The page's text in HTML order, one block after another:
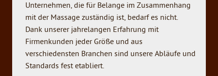
Unternehmen, die für Belange im Zusammenhang
mit der Massage zuständig ist, bedarf es nicht.
Dank unserer jahrelangen Erfahrung mit
Firmenkunden jeder Größe und aus
verschiedensten Branchen sind unsere Abläufe und
Standards fest etabliert.